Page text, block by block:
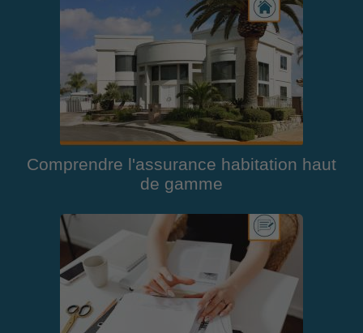
Comprendre l'assurance habitation haut
de gamme